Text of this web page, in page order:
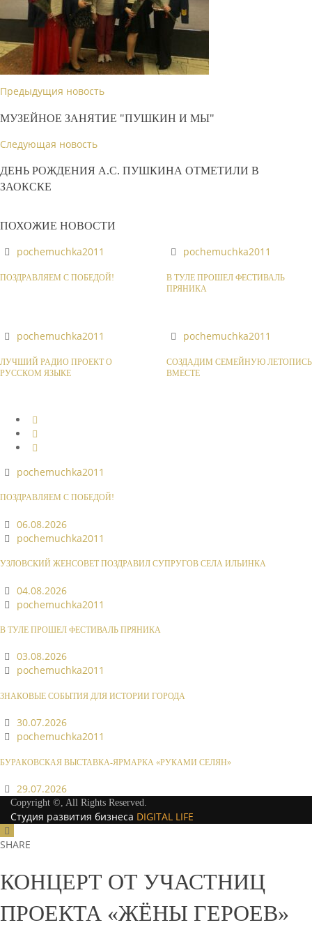
Предыдущия новость
МУЗЕЙНОЕ ЗАНЯТИЕ "ПУШКИН И МЫ"
Следующая новость
ДЕНЬ РОЖДЕНИЯ А.С. ПУШКИНА ОТМЕТИЛИ В
ЗАОКСКЕ
ПОХОЖИЕ НОВОСТИ
pochemuchka2011
ПОЗДРАВЛЯЕМ С ПОБЕДОЙ!
pochemuchka2011
В ТУЛЕ ПРОШЕЛ ФЕСТИВАЛЬ
ПРЯНИКА
pochemuchka2011
ЛУЧШИЙ РАДИО ПРОЕКТ О
РУССКОМ ЯЗЫКЕ
pochemuchka2011
СОЗДАДИМ СЕМЕЙНУЮ ЛЕТОПИСЬ
ВМЕСТЕ
pochemuchka2011
ПОЗДРАВЛЯЕМ С ПОБЕДОЙ!
06.08.2026
pochemuchka2011
УЗЛОВСКИЙ ЖЕНСОВЕТ ПОЗДРАВИЛ СУПРУГОВ СЕЛА ИЛЬИНКА
04.08.2026
pochemuchka2011
В ТУЛЕ ПРОШЕЛ ФЕСТИВАЛЬ ПРЯНИКА
03.08.2026
pochemuchka2011
ЗНАКОВЫЕ СОБЫТИЯ ДЛЯ ИСТОРИИ ГОРОДА
30.07.2026
pochemuchka2011
БУРАКОВСКАЯ ВЫСТАВКА-ЯРМАРКА «РУКАМИ СЕЛЯН»
29.07.2026
Copyright ©, All Rights Reserved.
Студия развития бизнеса DIGITAL LIFE
SHARE
КОНЦЕРТ ОТ УЧАСТНИЦ
ПРОЕКТА «ЖЁНЫ ГЕРОЕВ»